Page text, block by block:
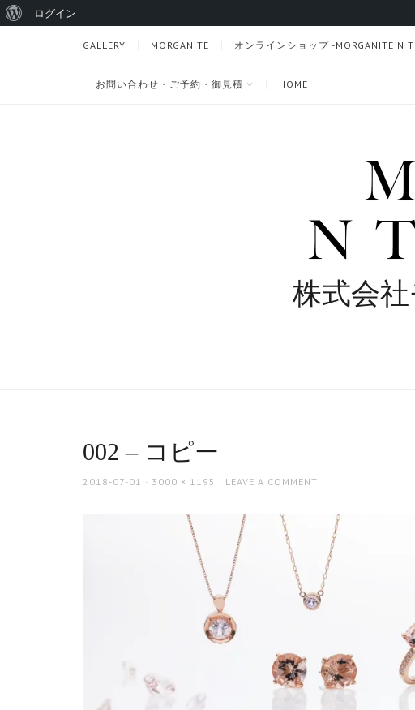
GALLERY MORGANITE オンラインショップ -MORGANITE N
お問い合わせ・ご予約・御見積 HOME
株式会
002 – コピー
POSTED
2018-07-01
FULL
3000 × 1195 LEAVE A COMMENT
WordPress
ログイン